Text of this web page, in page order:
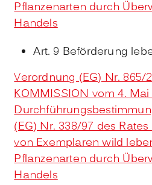
Pflanzenarten durch
Handels
Art. 9 Beförderung
Verordnung (EG) Nr. 865/
KOMMISSION vom 4.
(EG) Nr. 338/97 des
von Exemplaren wild
Pflanzenarten durch
Handels